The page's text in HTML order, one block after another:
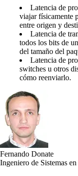
Latencia de
viajar físicamente
entre origen y
Latencia de
todos los bits de
del tamaño del
Latencia de
switches u otros
cómo reenviarlo.
Fernando Donate
Ingeniero de Sistemas en